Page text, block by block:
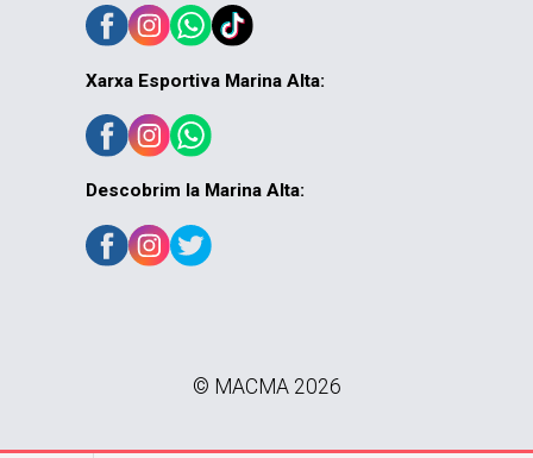
Xarxa Esportiva Marina Alta:
Descobrim la Marina Alta:
© MACMA 2026